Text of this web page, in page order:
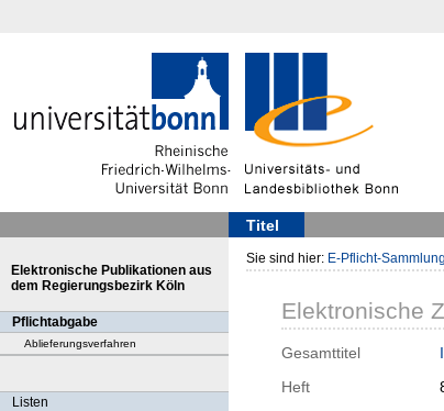
Titel
Elektronische Publikationen aus
dem Regierungsbezirk Köln
Pflichtabgabe
Ablieferungsverfahren
Listen
Sie sind hier: E-Pflicht-Sammlung
Elektronische
Gesamttitel
Heft